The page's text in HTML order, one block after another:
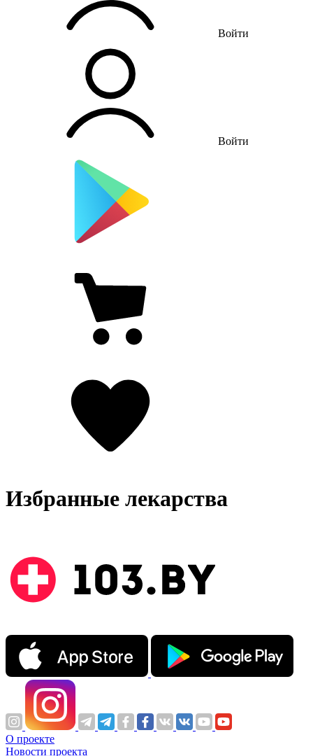
Войти
Войти
Избранные лекарства
О проекте
Новости проекта